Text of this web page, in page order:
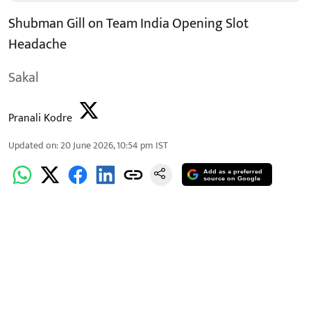
Shubman Gill on Team India Opening Slot
Headache
Sakal
Pranali Kodre
Updated on:20 June 2026, 10:54 pm IST
Add as a preferred
source on Google